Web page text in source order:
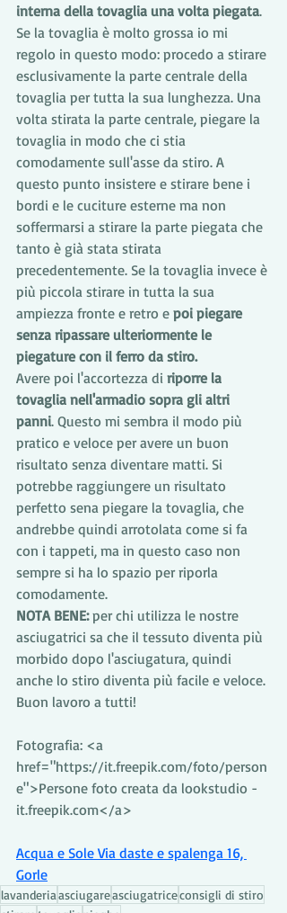
interna della tovaglia una volta piegata.
Se la tovaglia è molto grossa io mi
regolo in questo modo: procedo a stirare
esclusivamente la parte centrale della
tovaglia per tutta la sua lunghezza. Una
volta stirata la parte centrale, piegare la
tovaglia in modo che ci stia
comodamente sull'asse da stiro. A
questo punto insistere e stirare bene i
bordi e le cuciture esterne ma non
soffermarsi a stirare la parte piegata che
tanto è già stata stirata
precedentemente. Se la tovaglia invece è
più piccola stirare in tutta la sua
ampiezza fronte e retro e poi piegare
senza ripassare ulteriormente le
piegature con il ferro da stiro.
Avere poi l'accortezza di riporre la
tovaglia nell'armadio sopra gli altri
panni. Questo mi sembra il modo più
pratico e veloce per avere un buon
risultato senza diventare matti. Si
potrebbe raggiungere un risultato
perfetto sena piegare la tovaglia, che
andrebbe quindi arrotolata come si fa
con i tappeti, ma in questo caso non
sempre si ha lo spazio per riporla
comodamente.
NOTA BENE: per chi utilizza le nostre
asciugatrici sa che il tessuto diventa più
morbido dopo l'asciugatura, quindi
anche lo stiro diventa più facile e veloce.
Buon lavoro a tutti!
Fotografia: <a
href="https://it.freepik.com/foto/person
e">Persone foto creata da lookstudio -
it.freepik.com</a>
Acqua e Sole Via daste e spalenga 16,
Gorle
lavanderiaasciugareasciugatriceconsigli di stiro